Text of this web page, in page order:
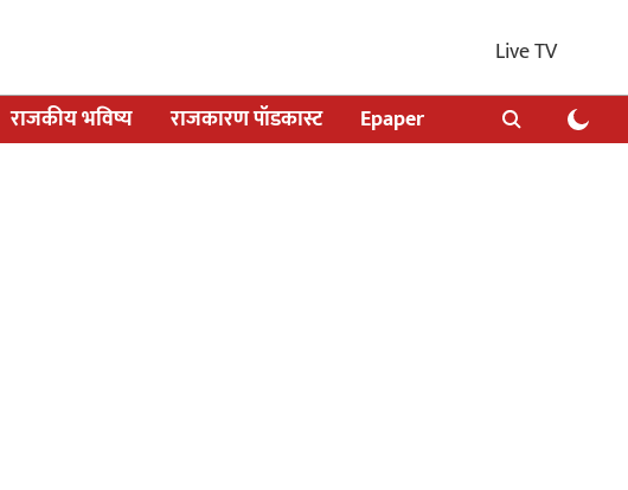
Live TV
राजकीय भविष्य राजकारण पॉडकास्ट Epaper